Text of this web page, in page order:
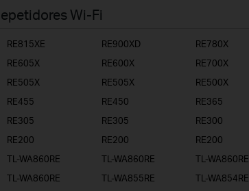
Wi-Fi
RE815XE RE900XD
RE780X
RE605X RE600X
RE700X
RE505X RE505X
RE500X
RE455 RE450
RE365
RE305 RE305
RE300
RE200 RE200
RE200
TL-WA860RE TL-WA860RE
TL-WA860RE
TL-WA860RE TL-WA855RE
TL-WA854RE